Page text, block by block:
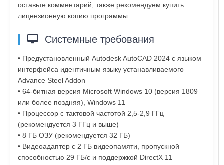
оставьте комментарий, также рекомендуем купить
лицензионную копию программы.
Системные требования
• Предустановленный Autodesk AutoCAD 2024 с языком
интерфейса идентичным языку устанавливаемого
Advance Steel Addon
• 64-битная версия Microsoft Windows 10 (версия 1809
или более поздняя), Windows 11
• Процессор с тактовой частотой 2,5-2,9 ГГц
(рекомендуется 3 ГГц и выше)
• 8 ГБ ОЗУ (рекомендуется 32 ГБ)
• Видеоадаптер с 2 ГБ видеопамяти, пропускной
способностью 29 ГБ/с и поддержкой DirectX 11